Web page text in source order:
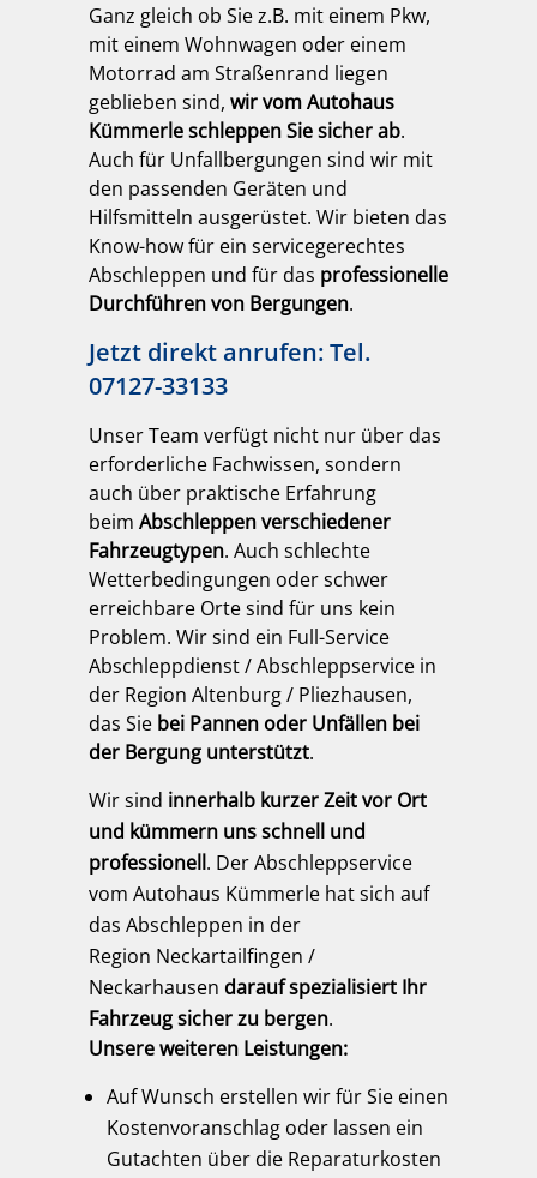
Ganz gleich ob Sie z.B. mit einem Pkw,
mit einem Wohnwagen oder einem
Motorrad am Straßenrand liegen
geblieben sind, wir vom Autohaus
Kümmerle schleppen Sie sicher ab.
Auch für Unfallbergungen sind wir mit
den passenden Geräten und
Hilfsmitteln ausgerüstet. Wir bieten das
Know-how für ein servicegerechtes
Abschleppen und für das professionelle
Durchführen von Bergungen.
Jetzt direkt anrufen: Tel.
07127-33133
Unser Team verfügt nicht nur über das
erforderliche Fachwissen, sondern
auch über praktische Erfahrung
beim Abschleppen verschiedener
Fahrzeugtypen. Auch schlechte
Wetterbedingungen oder schwer
erreichbare Orte sind für uns kein
Problem. Wir sind ein Full-Service
Abschleppdienst / Abschleppservice in
der Region Altenburg / Pliezhausen,
das Sie bei Pannen oder Unfällen bei
der Bergung unterstützt.
Wir sind innerhalb kurzer Zeit vor Ort
und kümmern uns schnell und
professionell. Der Abschleppservice
vom Autohaus Kümmerle hat sich auf
das Abschleppen in der
Region Neckartailfingen /
Neckarhausen darauf spezialisiert Ihr
Fahrzeug sicher zu bergen.
Unsere weiteren Leistungen:
Auf Wunsch erstellen wir für Sie einen
Kostenvoranschlag oder lassen ein
Gutachten über die Reparaturkosten